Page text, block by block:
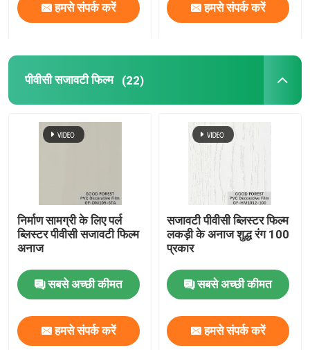
हमसे संपर्क करें हमसे संपर्क करें
पीवीसी सजावटी फिल्म (22)
निर्माण सामग्री के लिए पर्ल
ब्लिस्टर पीवीसी सजावटी फिल्म
अनाज
सबसे अच्छी कीमत
हमसे संपर्क करें
सजावटी पीवीसी ब्लिस्टर फिल्म
लकड़ी के अनाज शुद्ध रंग 100
प्रकार
सबसे अच्छी कीमत
हमसे संपर्क करें